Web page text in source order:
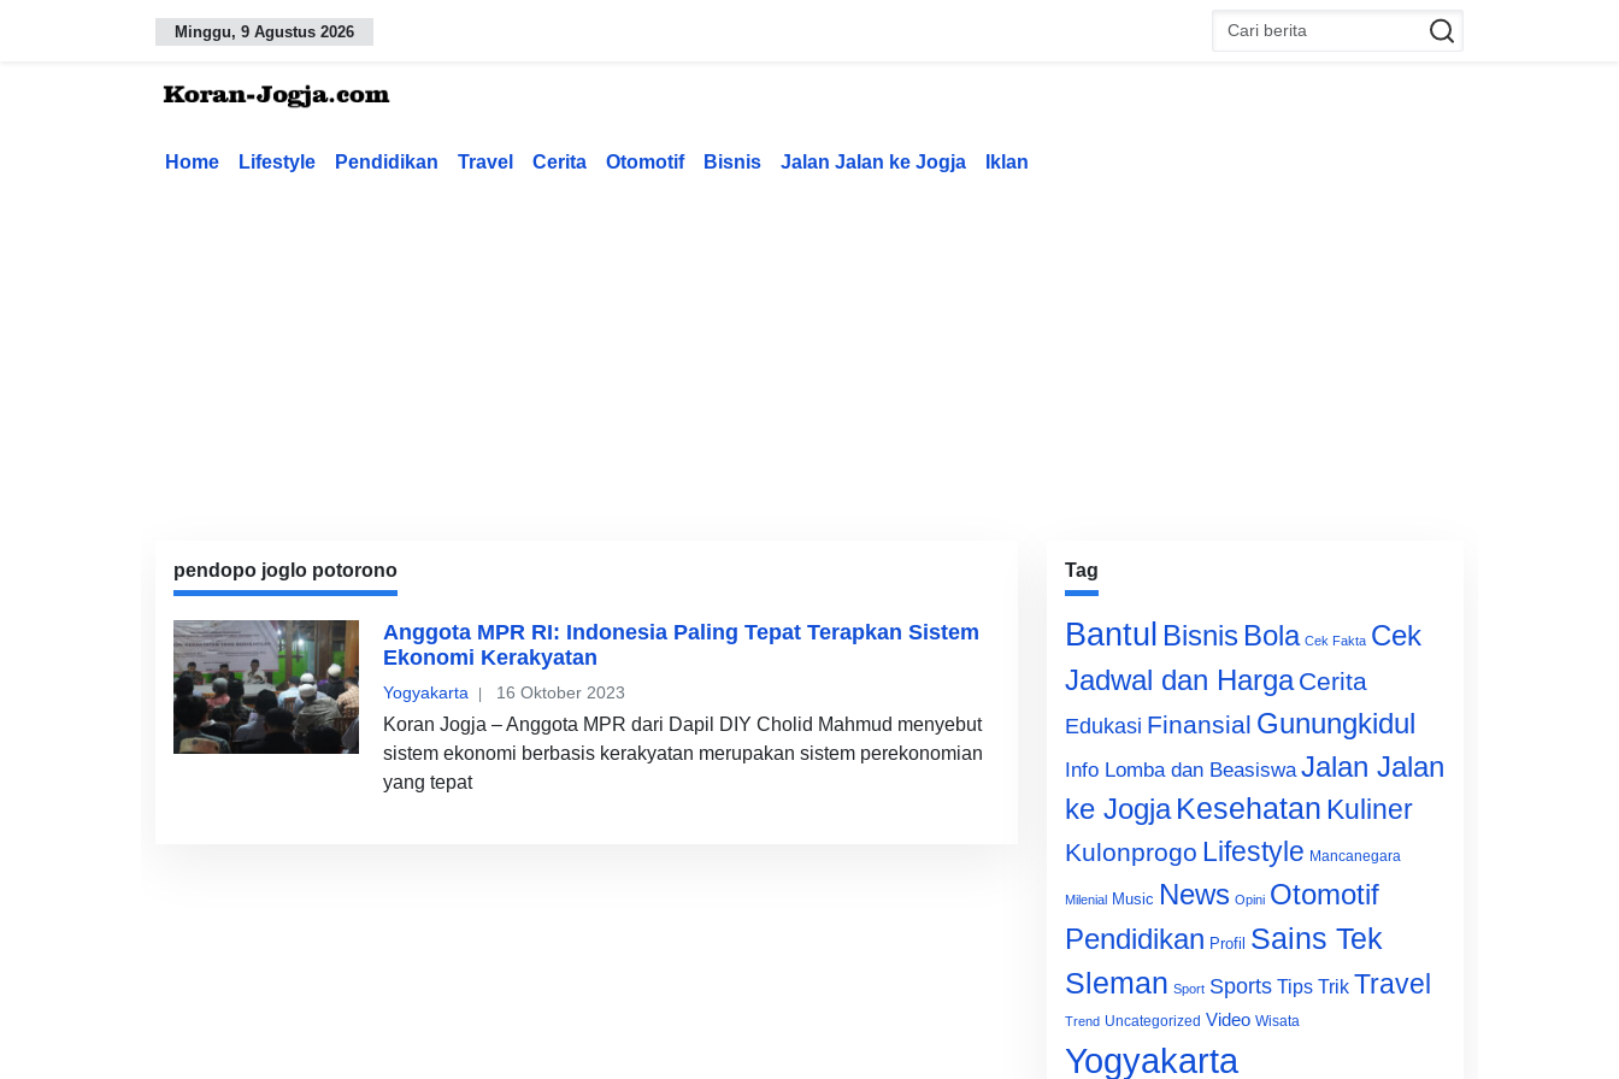
Minggu, 9 Agustus 2026
Home Lifestyle Pendidikan Travel Cerita Otomotif Bisnis Jalan Jalan ke Jogja Iklan
pendopo joglo potorono
Anggota MPR RI: Indonesia Paling Tepat Terapkan Sistem
Ekonomi Kerakyatan
Yogyakarta 16 Oktober 2023
Koran Jogja – Anggota MPR dari Dapil DIY Cholid Mahmud menyebut
sistem ekonomi berbasis kerakyatan merupakan sistem perekonomian
yang tepat
Tag
Bantul Bisnis Bola Cek Fakta Cek
Jadwal dan Harga Cerita
Edukasi Finansial Gunungkidul
Info Lomba dan Beasiswa Jalan Jalan
ke Jogja Kesehatan Kuliner
Kulonprogo Lifestyle Mancanegara
Milenial Music News Opini Otomotif
Pendidikan Profil Sains Tek
Sleman Sport Sports Tips Trik Travel
Trend Uncategorized Video Wisata
Yogyakarta